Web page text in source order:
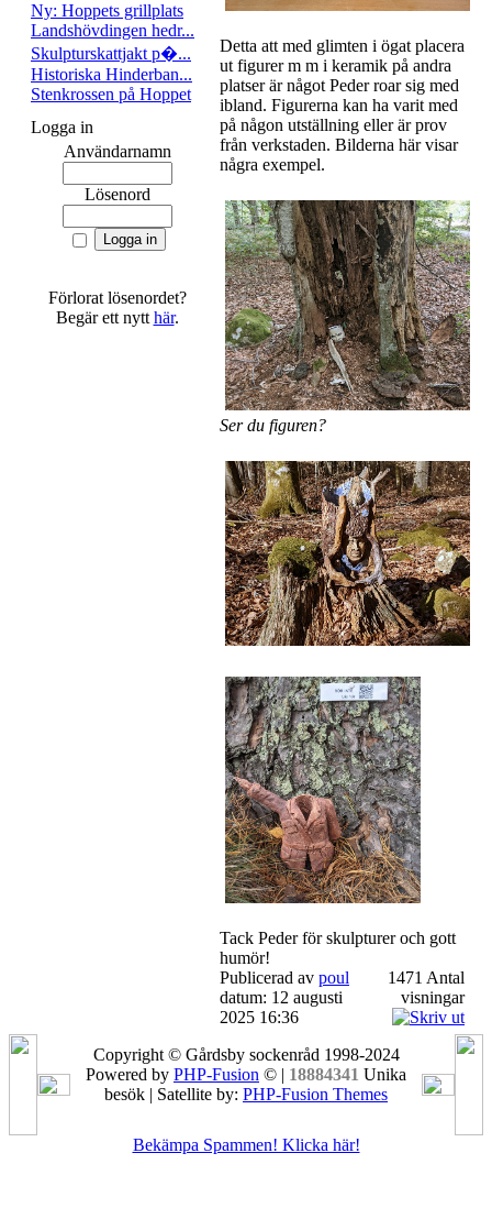
Ny: Hoppets grillplats
Landshövdingen hedr...
Skulpturskattjakt p�...
Historiska Hinderban...
Stenkrossen på Hoppet
Logga in
Användarnamn
Lösenord
Förlorat lösenordet?
Begär ett nytt här.
Detta att med glimten i ögat placera
ut figurer m m i keramik på andra
platser är något Peder roar sig med
ibland. Figurerna kan ha varit med
på någon utställning eller är prov
från verkstaden. Bilderna här visar
några exempel.
Ser du figuren?
Tack Peder för skulpturer och gott
humör!
Publicerad av poul
datum: 12 augusti
2025 16:36
1471 Antal
visningar
Copyright © Gårdsby sockenråd 1998-2024
Powered by PHP-Fusion © | 18884341 Unika
besök | Satellite by: PHP-Fusion Themes
Bekämpa Spammen! Klicka här!